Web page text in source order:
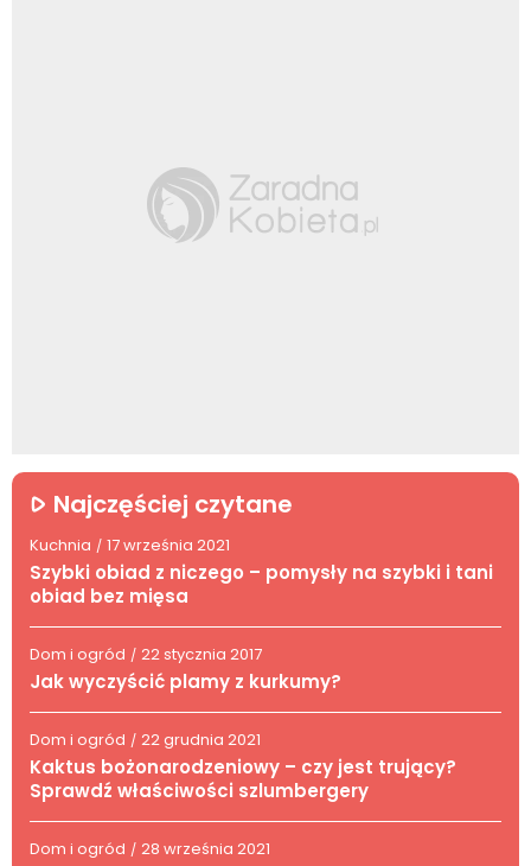
Najczęściej czytane
Kuchnia / 17 września 2021
Szybki obiad z niczego – pomysły na szybki i tani
obiad bez mięsa
Dom i ogród / 22 stycznia 2017
Jak wyczyścić plamy z kurkumy?
Dom i ogród / 22 grudnia 2021
Kaktus bożonarodzeniowy – czy jest trujący?
Sprawdź właściwości szlumbergery
Dom i ogród / 28 września 2021